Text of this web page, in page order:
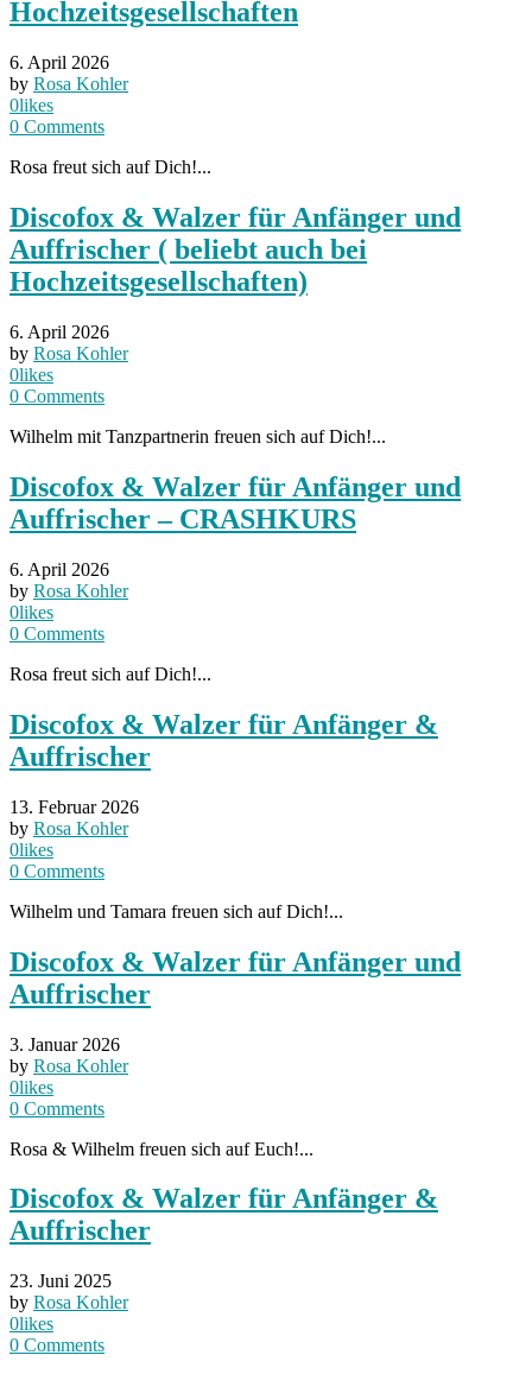
Hochzeitsgesellschaften
6. April 2026
by Rosa Kohler
0likes
0 Comments
Rosa freut sich auf Dich!...
Discofox & Walzer für Anfänger und
Auffrischer ( beliebt auch bei
Hochzeitsgesellschaften)
6. April 2026
by Rosa Kohler
0likes
0 Comments
Wilhelm mit Tanzpartnerin freuen sich auf Dich!...
Discofox & Walzer für Anfänger und
Auffrischer – CRASHKURS
6. April 2026
by Rosa Kohler
0likes
0 Comments
Rosa freut sich auf Dich!...
Discofox & Walzer für Anfänger &
Auffrischer
13. Februar 2026
by Rosa Kohler
0likes
0 Comments
Wilhelm und Tamara freuen sich auf Dich!...
Discofox & Walzer für Anfänger und
Auffrischer
3. Januar 2026
by Rosa Kohler
0likes
0 Comments
Rosa & Wilhelm freuen sich auf Euch!...
Discofox & Walzer für Anfänger &
Auffrischer
23. Juni 2025
by Rosa Kohler
0likes
0 Comments